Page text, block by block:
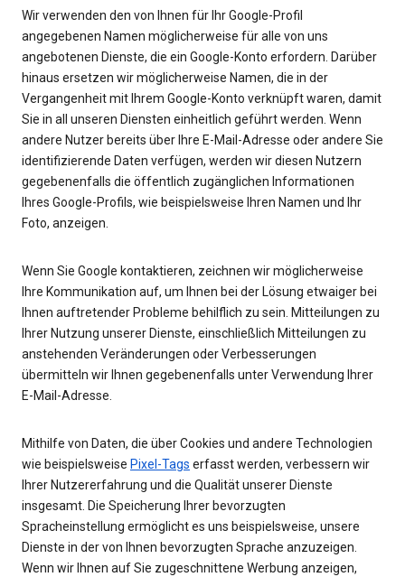
Wir verwenden den von Ihnen für Ihr Google-Profil
angegebenen Namen möglicherweise für alle von uns
angebotenen Dienste, die ein Google-Konto erfordern. Darüber
hinaus ersetzen wir möglicherweise Namen, die in der
Vergangenheit mit Ihrem Google-Konto verknüpft waren, damit
Sie in all unseren Diensten einheitlich geführt werden. Wenn
andere Nutzer bereits über Ihre E-Mail-Adresse oder andere Sie
identifizierende Daten verfügen, werden wir diesen Nutzern
gegebenenfalls die öffentlich zugänglichen Informationen
Ihres Google-Profils, wie beispielsweise Ihren Namen und Ihr
Foto, anzeigen.
Wenn Sie Google kontaktieren, zeichnen wir möglicherweise
Ihre Kommunikation auf, um Ihnen bei der Lösung etwaiger bei
Ihnen auftretender Probleme behilflich zu sein. Mitteilungen zu
Ihrer Nutzung unserer Dienste, einschließlich Mitteilungen zu
anstehenden Veränderungen oder Verbesserungen
übermitteln wir Ihnen gegebenenfalls unter Verwendung Ihrer
E-Mail-Adresse.
Mithilfe von Daten, die über Cookies und andere Technologien
wie beispielsweise Pixel-Tags erfasst werden, verbessern wir
Ihrer Nutzererfahrung und die Qualität unserer Dienste
insgesamt. Die Speicherung Ihrer bevorzugten
Spracheinstellung ermöglicht es uns beispielsweise, unsere
Dienste in der von Ihnen bevorzugten Sprache anzuzeigen.
Wenn wir Ihnen auf Sie zugeschnittene Werbung anzeigen,